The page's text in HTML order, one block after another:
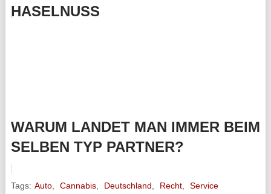
HASELNUSS
WARUM LANDET MAN IMMER BEIM
SELBEN TYP PARTNER?
Tags: Auto, Cannabis, Deutschland Recht, Service